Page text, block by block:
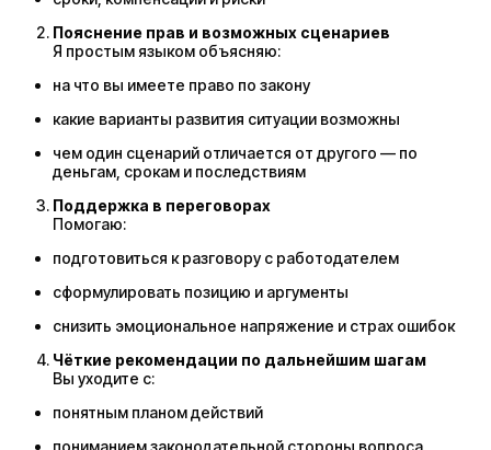
Пояснение прав и возможных сценариев
Я простым языком объясняю:
на что вы имеете право по закону
какие варианты развития ситуации возможны
чем один сценарий отличается от другого — по
деньгам, срокам и последствиям
Поддержка в переговорах
Помогаю:
подготовиться к разговору с работодателем
сформулировать позицию и аргументы
снизить эмоциональное напряжение и страх ошибок
Чёткие рекомендации по дальнейшим шагам
Вы уходите с:
понятным планом действий
пониманием законодательной стороны вопроса